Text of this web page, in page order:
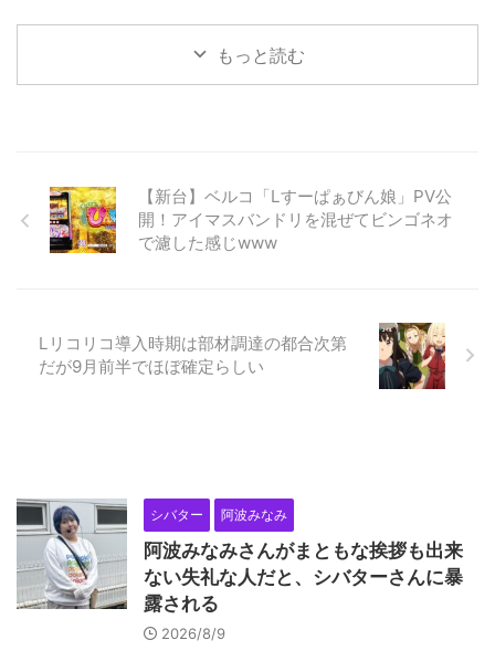
もっと読む
【新台】ベルコ「Lすーぱぁびん娘」PV公
開！アイマスバンドリを混ぜてビンゴネオ
で濾した感じwww
Lリコリコ導入時期は部材調達の都合次第
だが9月前半でほぼ確定らしい
シバター 阿波みなみ
阿波みなみさんがまともな挨拶も出来
ない失礼な人だと、シバターさんに暴
露される
2026/8/9